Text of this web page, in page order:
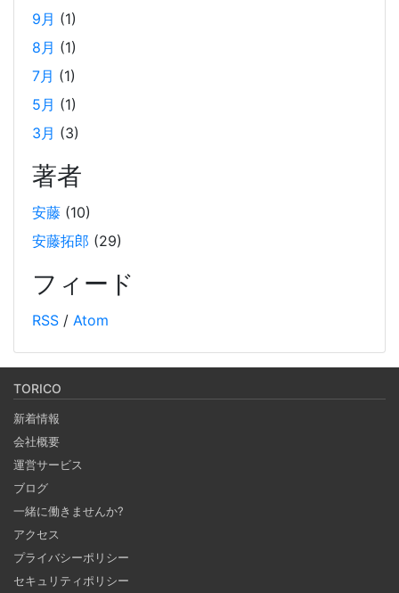
2024年末の LangChain チュートリアル
2024-12-15
LangChainの利用方法に関するチュートリアルです。2024
年12月の技術勉強会の内容を基に、LangChainの基本的な
使い方や環境構築手順、シンプルなLLMの使用方法、APIサ
から取得したデータを用いたRAGとメモリーセーバーの実
RAG するチュートリアル
2024-10-12
オープンソースのベクトルデータベースである Weaviate を
会カリキュラム） 自分の PC 上で RAG のシステムを構築し
ます。
Notionを本の管理に使ってみる
ブラウザがあればどこでもつかえるNotion。 テンプレート
で何でもできるNotionで購入した本、これから発売する本
の管理をしてみる。 Notion APIを使えば自作アプリとの連
9月 (1)
8月 (1)
7月 (1)
5月 (1)
3月 (3)
著者
安藤 (10)
安藤拓郎 (29)
フィード
RSS / Atom
TORICO
新着情報
会社概要
運営サービス
ブログ
一緒に働きませんか?
アクセス
プライバシーポリシー
セキュリティポリシー